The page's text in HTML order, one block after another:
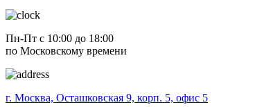
Пн-Пт с 10:00 до 18:00
по Московскому времени
г. Москва, Осташковская 9, корп. 5, офис 5